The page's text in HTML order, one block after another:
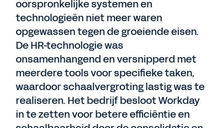
oorspronkelijke systemen en
technologieën niet meer waren
opgewassen tegen de groeiende eisen.
De HR-technologie was
onsamenhangend en versnipperd met
meerdere tools voor specifieke taken,
waardoor schaalvergroting lastig was te
realiseren. Het bedrijf besloot Workday
in te zetten voor betere efficiëntie en